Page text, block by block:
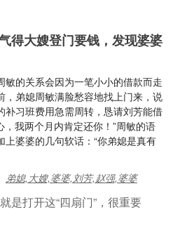
得大嫂登门要钱，发现婆婆
敏的关系会因为一笔小小的借款而走
，弟媳周敏满脸愁容地找上门来，说
补习班费用急需周转，恳请刘芳能借
，我两个月内肯定还你！”周敏的语
上婆婆的几句软话：“你弟媳是真有
弟媳,大嫂,婆婆,刘芳,赵强,婆婆